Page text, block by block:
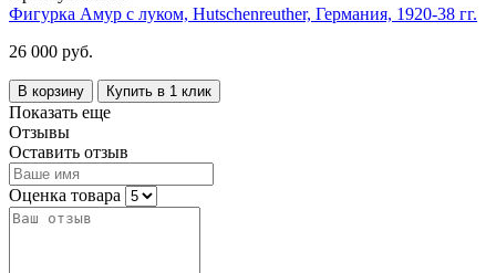
Фигурка Амур с луком, Hutschenreuther, Германия, 1920-38 гг.
26 000 руб.
В корзину Купить в 1 клик
Показать еще
Отзывы
Оставить отзыв
Оценка товара